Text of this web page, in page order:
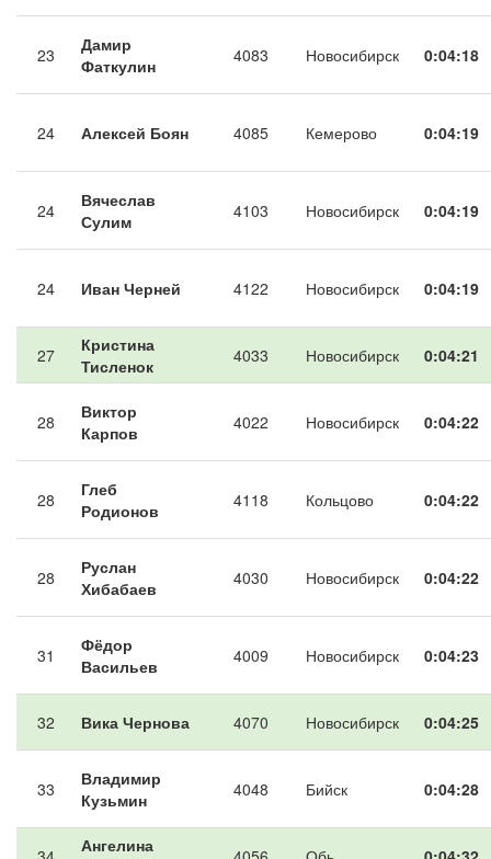
23
Дамир
Фаткулин
4083 Новосибирск 0:04:18
24 Алексей Боян 4085 Кемерово 0:04:19
24
Вячеслав
Сулим
4103 Новосибирск 0:04:19
24 Иван Черней 4122 Новосибирск 0:04:19
27
Кристина
Тисленок
4033 Новосибирск 0:04:21
28
Виктор
Карпов
4022 Новосибирск 0:04:22
28
Глеб
Родионов
4118 Кольцово 0:04:22
28
Руслан
Хибабаев
4030 Новосибирск 0:04:22
31
Фёдор
Васильев
4009 Новосибирск 0:04:23
32 Вика Чернова 4070 Новосибирск 0:04:25
33
Владимир
Кузьмин
4048 Бийск 0:04:28
Ангелина